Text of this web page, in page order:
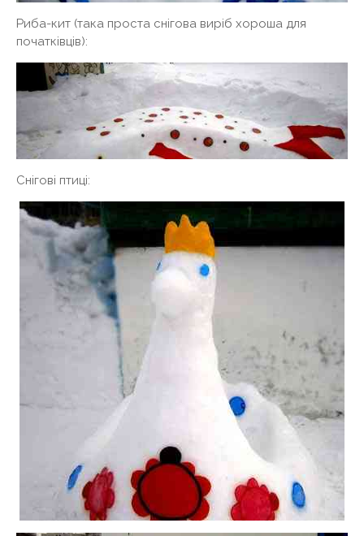
Риба-кит (така проста снігова виріб хороша для
початківців):
Снігові птиці: